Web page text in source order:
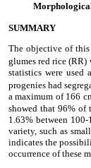
SUMMARY
The objective of this
glumes red rice
statistics were used
progenies had
a maximum of 166
showed that 96% of
1.63% between
variety, such as
indicates the
occurrence of these